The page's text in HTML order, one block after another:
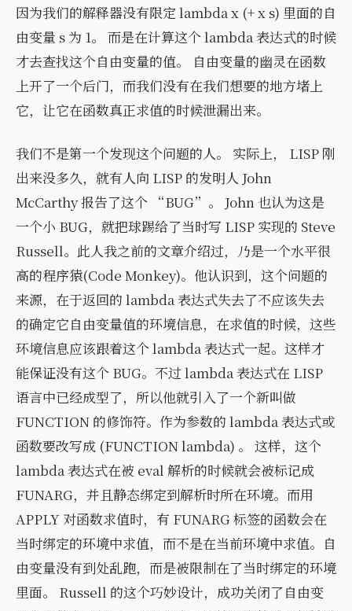
因为我们的解释器没有限定 lambda x (+ x s) 里面的自
由变量 s 为 1。 而是在计算这个 lambda 表达式的时候
才去查找这个自由变量的值。 自由变量的幽灵在函数
上开了一个后门，而我们没有在我们想要的地方堵上
它，让它在函数真正求值的时候泄漏出来。
我们不是第一个发现这个问题的人。 实际上， LISP 刚
出来没多久，就有人向 LISP 的发明人 John
McCarthy 报告了这个 “BUG”。 John 也认为这是
一个小 BUG，就把球踢给了当时写 LISP 实现的 Steve
Russell。此人我之前的文章介绍过，乃是一个水平很
高的程序猿(Code Monkey)。他认识到，这个问题的
来源，在于返回的 lambda 表达式失去了不应该失去
的确定它自由变量值的环境信息，在求值的时候，这些
环境信息应该跟着这个 lambda 表达式一起。这样才
能保证没有这个 BUG。不过 lambda 表达式在 LISP
语言中已经成型了，所以他就引入了一个新叫做
FUNCTION 的修饰符。作为参数的 lambda 表达式或
函数要改写成 (FUNCTION lambda) 。 这样，这个
lambda 表达式在被 eval 解析的时候就会被标记成
FUNARG，并且静态绑定到解析时所在环境。而用
APPLY 对函数求值时，有 FUNARG 标签的函数会在
当时绑定的环境中求值，而不是在当前环境中求值。自
由变量没有到处乱跑，而是被限制在了当时绑定的环境
里面。 Russell 的这个巧妙设计，成功关闭了自由变